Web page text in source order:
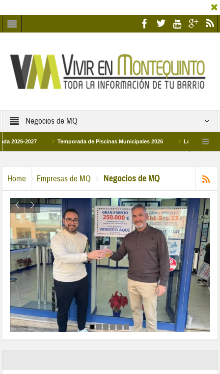
Negocios de MQ
2027 Temporada de Piscinas Municipales 2026 Los Campus de
Home Empresas de MQ Negocios de MQ